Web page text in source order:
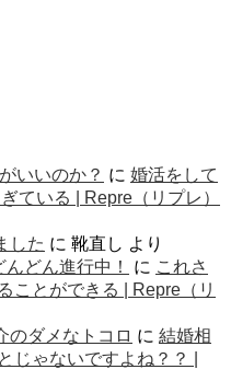
いいのか？ に 婚活をして
ている | Repre（リプレ）
した に 靴直し より
どん進行中！
に これさ
ことができる | Repre（リ
ダメなトコロ に 結婚相
じゃないですよね？？ |